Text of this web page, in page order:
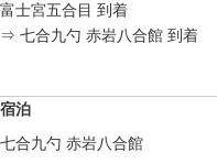
富士宮五合目 到着
⇒ 七合九勺 赤岩八合館 到着
宿泊
七合九勺 赤岩八合館